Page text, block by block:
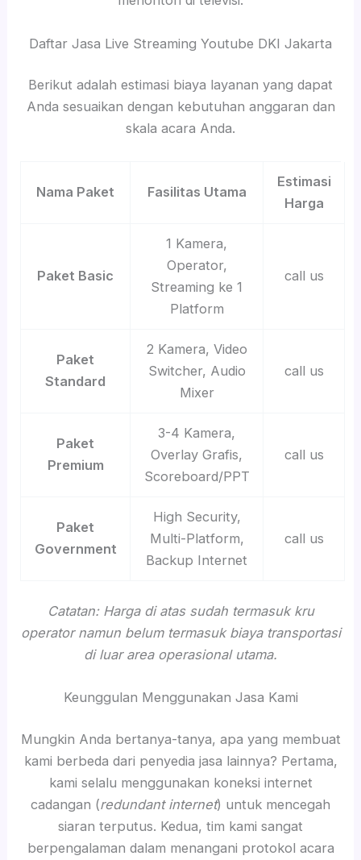
Daftar Jasa Live Streaming Youtube DKI Jakarta
Berikut adalah estimasi biaya layanan yang dapat
Anda sesuaikan dengan kebutuhan anggaran dan
skala acara Anda.
Nama Paket Fasilitas Utama
Estimasi
Harga
Paket Basic
1 Kamera,
Operator,
Streaming ke 1
Platform
call us
Paket
Standard
2 Kamera, Video
Switcher, Audio
Mixer
call us
Paket
Premium
3-4 Kamera,
Overlay Grafis,
Scoreboard/PPT
call us
Paket
Government
High Security,
Multi-Platform,
Backup Internet
call us
Catatan: Harga di atas sudah termasuk kru
operator namun belum termasuk biaya transportasi
di luar area operasional utama.
Keunggulan Menggunakan Jasa Kami
Mungkin Anda bertanya-tanya, apa yang membuat
kami berbeda dari penyedia jasa lainnya? Pertama,
kami selalu menggunakan koneksi internet
cadangan (redundant internet) untuk mencegah
siaran terputus. Kedua, tim kami sangat
berpengalaman dalam menangani protokol acara